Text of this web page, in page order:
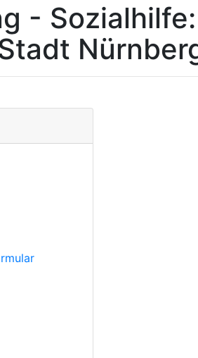
- Sozialhilfe: